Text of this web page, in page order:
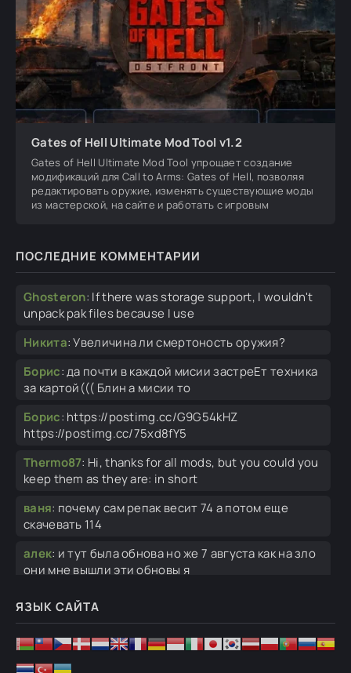
Gates of Hell Ultimate Mod Tool v1.2
Gates of Hell Ultimate Mod Tool упрощает создание
модификаций для Call to Arms: Gates of Hell, позволяя
редактировать оружие, изменять существующие моды
из мастерской, на сайте и работать с игровым
ПОСЛЕДНИЕ КОММЕНТАРИИ
Ghosteron: If there was storage support, I wouldn't
unpack pak files because I use
Никита:Увеличина ли смертоность оружия?
Борис:да почти в каждой мисии застреЕт техника
за картой((( Блин а мисии то
Борис: https://postimg.cc/G9G54kHZ
https://postimg.cc/75xd8fY5
Thermo87: Hi, thanks for all mods, but you could you
keep them as they are: in short
ваня: почему сам репак весит 74 а потом еще
скачевать 114
алек: и тут была обнова но же 7 августа как на зло
они мне вышли эти обновы я
алек АПАПХАПХАПХАПХПАХ, ай ай как же вы его
подставляете
Рома:я только что заметил что у меня нет
кампании РОА это баг или нет?
ЯЗЫК САЙТА